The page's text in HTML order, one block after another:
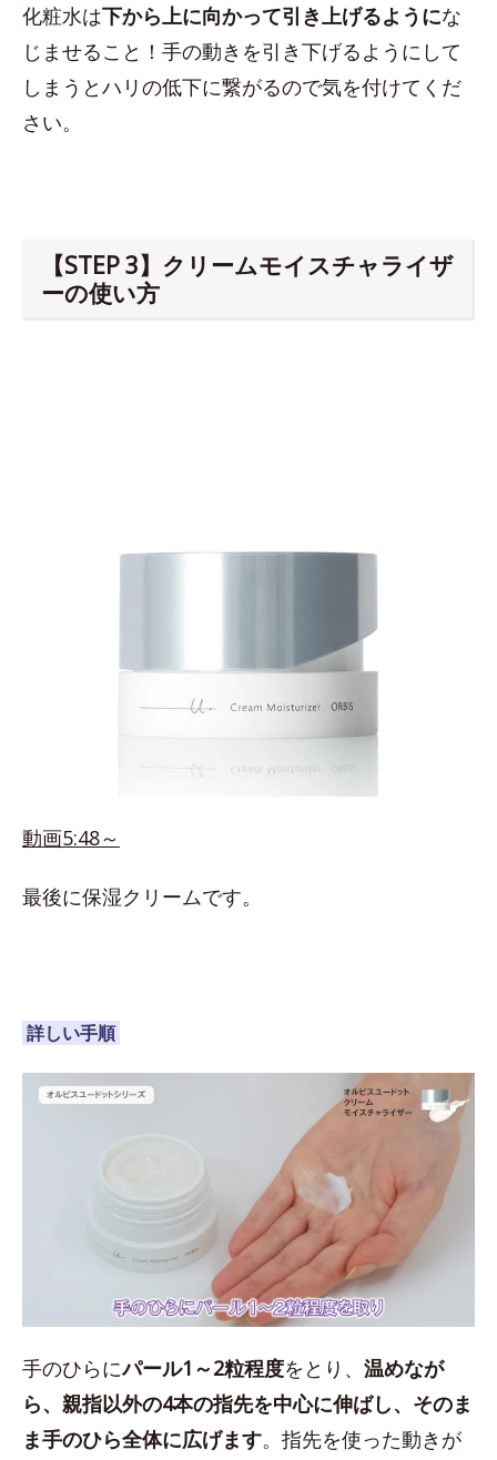
化粧水は下から上に向かって引き上げるようにな
じませること！手の動きを引き下げるようにして
しまうとハリの低下に繋がるので気を付けてくだ
さい。
【STEP 3】クリームモイスチャライザ
ーの使い方
動画5:48～
最後に保湿クリームです。
詳しい手順
手のひらにパール1～2粒程度をとり、 温めなが
ら、親指以外の4本の指先を中心に伸ばし、そのま
ま手のひら全体に広げます。指先を使った動きが